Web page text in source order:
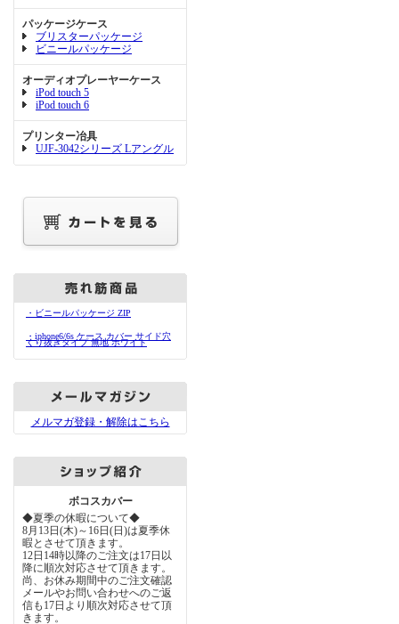
パッケージケース
ブリスターパッケージ
ビニールパッケージ
オーディオプレーヤーケース
iPod touch 5
iPod touch 6
プリンター冶具
UJF-3042シリーズ Lアングル
・ビニールパッケージ ZIP
・iphone6/6s ケース カバー サイド穴
くり抜きタイプ 無地 ホワイト
メルマガ登録・解除はこちら
ボコスカバー
◆夏季の休暇について◆
8月13日(木)～16日(日)は夏季休
暇とさせて頂きます。
12日14時以降のご注文は17日以
降に順次対応させて頂きます。
尚、お休み期間中のご注文確認
メールやお問い合わせへのご返
信も17日より順次対応させて頂
きます。